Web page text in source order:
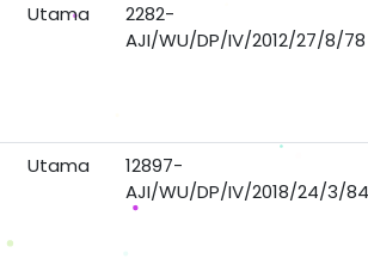
Utama
2282-
AJI/WU/DP/IV/2012/27/8/78
Utama
12897-
AJI/WU/DP/IV/2018/24/3/84